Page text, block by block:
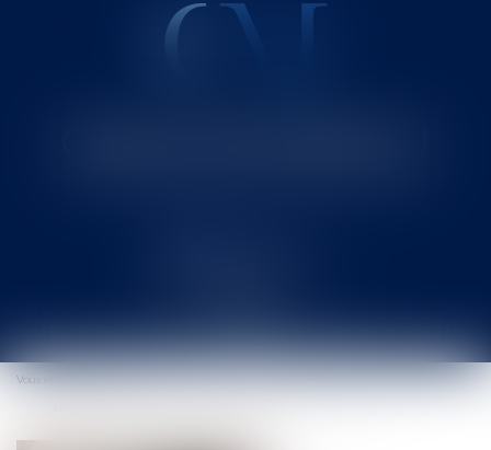
Ouvrir
le
Vous êtes ici :